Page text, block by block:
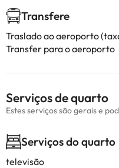
Transfere
Traslado ao aeroporto
Transfer para o aeroporto
Serviços de quarto
Estes serviços são gerais e
Serviços do quarto
televisão